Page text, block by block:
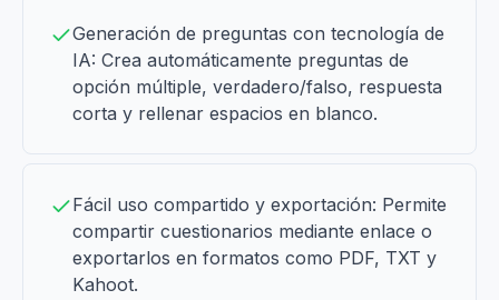
Generación de preguntas con tecnología de
IA: Crea automáticamente preguntas de
opción múltiple, verdadero/falso, respuesta
corta y rellenar espacios en blanco.
Fácil uso compartido y exportación: Permite
compartir cuestionarios mediante enlace o
exportarlos en formatos como PDF, TXT y
Kahoot.